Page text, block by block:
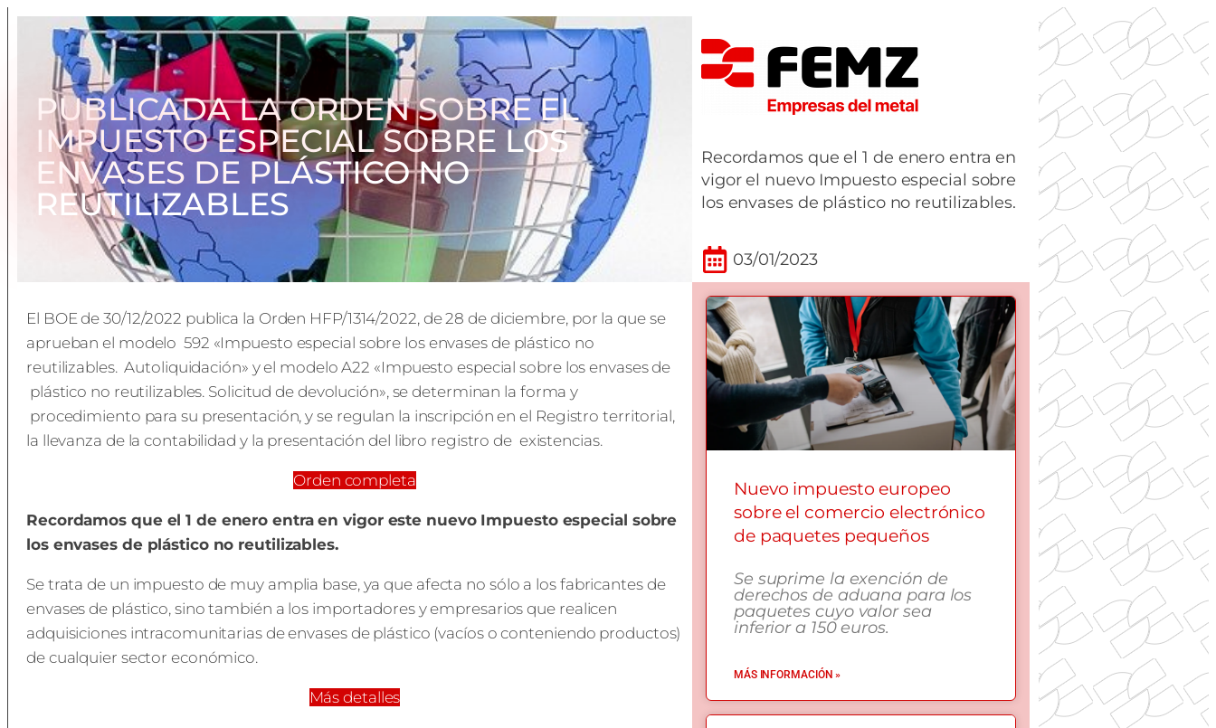
PUBLICADA LA ORDEN SOBRE EL
IMPUESTO ESPECIAL SOBRE LOS
ENVASES DE PLÁSTICO NO
REUTILIZABLES
Recordamos que el 1 de enero entra en
vigor el nuevo Impuesto especial sobre
los envases de plástico no reutilizables.
03/01/2023
El BOE de 30/12/2022 publica la Orden HFP/1314/2022, de 28 de diciembre, por la que se
aprueban el modelo 592 «Impuesto especial sobre los envases de plástico no
reutilizables. Autoliquidación» y el modelo A22 «Impuesto especial sobre los envases de
plástico no reutilizables. Solicitud de devolución», se determinan la forma y
procedimiento para su presentación, y se regulan la inscripción en el Registro territorial,
la llevanza de la contabilidad y la presentación del libro registro de existencias.
Orden completa
Recordamos que el 1 de enero entra en vigor este nuevo Impuesto especial sobre
los envases de plástico no reutilizables.
Se trata de un impuesto de muy amplia base, ya que afecta no sólo a los fabricantes de
envases de plástico, sino también a los importadores y empresarios que realicen
adquisiciones intracomunitarias de envases de plástico (vacíos o conteniendo productos)
de cualquier sector económico.
Más detalles
Nuevo impuesto europeo
sobre el comercio electrónico
de paquetes pequeños
Se suprime la exención de
derechos de aduana para los
paquetes cuyo valor sea
inferior a 150 euros.
MÁS INFORMACIÓN »